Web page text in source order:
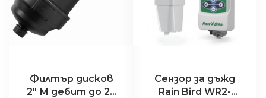
Филтър дисков
2″ М дебит до 25
Сензор за дъжд
Rain Bird WR2-